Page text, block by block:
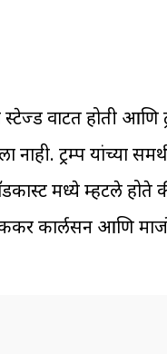
वाटत होती आणि
ट्रम्प यांच्या
मध्ये म्हटले
कार्लसन आणि